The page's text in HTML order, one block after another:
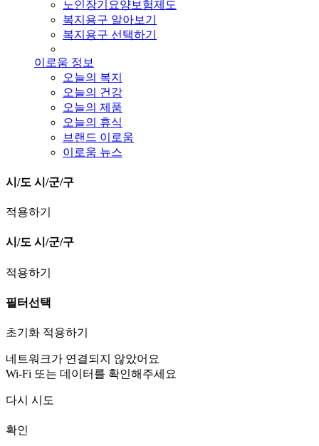
노인장기요양보험제도
복지용구 알아보기
복지용구 선택하기
이로움 정보
오늘의 복지
오늘의 건강
오늘의 제품
오늘의 휴식
브랜드 이로움
이로움 뉴스
시/도 시/군/구
적용하기
시/도 시/군/구
적용하기
필터선택
초기화 적용하기
네트워크가 연결되지 않았어요
Wi-Fi 또는 데이터를 확인해주세요
다시 시도
확인